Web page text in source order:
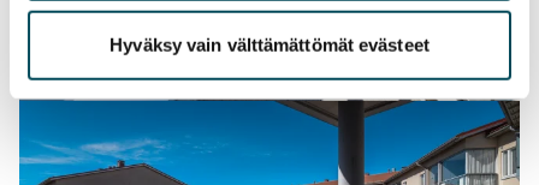
Hyväksy vain välttämättömät evästeet